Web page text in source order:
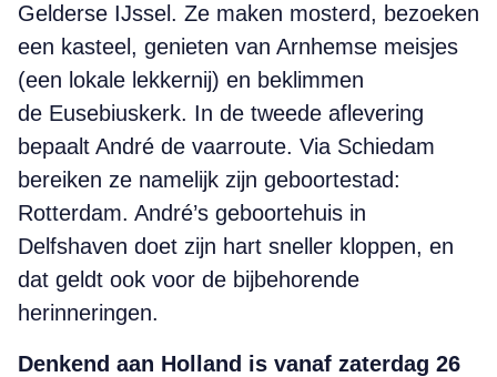
Gelderse IJssel. Ze maken mosterd, bezoeken
een kasteel, genieten van Arnhemse meisjes
(een lokale lekkernij) en beklimmen
de Eusebiuskerk. In de tweede aflevering
bepaalt André de vaarroute. Via Schiedam
bereiken ze namelijk zijn geboortestad:
Rotterdam. André’s geboortehuis in
Delfshaven doet zijn hart sneller kloppen, en
dat geldt ook voor de bijbehorende
herinneringen.
Denkend aan Holland is vanaf zaterdag 26